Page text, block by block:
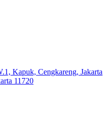
Kapuk, Cengkareng, Jakarta
11720